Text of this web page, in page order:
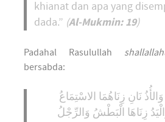
khianat dan apa yang
dada.” (Al-Mukmin: 19)
Padahal Rasulullah
bersabda:
نَانِ زِنَاهُمَا الاسْتِمَاعُ
زِنَاهَا الْبَطْشُ وَالرِّجْلُ